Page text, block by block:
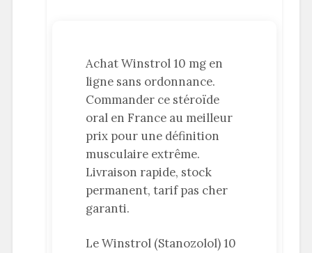
Achat Winstrol 10 mg en
ligne sans ordonnance.
Commander ce stéroïde
oral en France au meilleur
prix pour une définition
musculaire extrême.
Livraison rapide, stock
permanent, tarif pas cher
garanti.
Le Winstrol (Stanozolol) 10